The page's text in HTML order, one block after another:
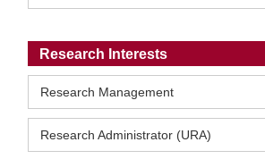
Research Interests
Research Management
Research Administrator (URA)